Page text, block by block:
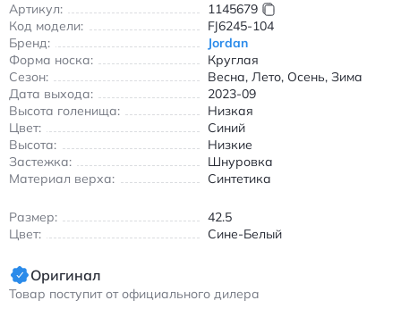
подчеркивая современный образ. Идеальный выбор для тех,
кто ценит качество и дизайн. Универсальная расцветка
позволяет сочетать их с различной одеждой — от джинсов до
спортивных костюмов. Легкая конструкция и
амортизирующая стелька делают эти кроссовки отличным
вариантом для длительных прогулок. Высококачественные
материалы сохраняют форму и внешний вид даже при
интенсивной эксплуатации. Подходят для весны, лета, осени и
зимы благодаря универсальному дизайну и надежной
защите от непогоды. Джордан Эйр Джордан 1 мужские
Артикул:
1145679
Код модели:
FJ6245-104
Бренд:
Jordan
Форма носка:
Круглая
Сезон:
Весна, Лето, Осень, Зима
Дата выхода:
2023-09
Высота голенища:
Низкая
Цвет:
Синий
Высота:
Низкие
Застежка:
Шнуровка
Материал верха:
Синтетика
Размер:
42.5
Цвет:
Сине-Белый
Оригинал
Товар поступит от официального дилера